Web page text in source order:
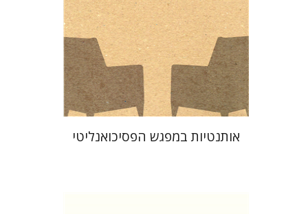
הנחת אתר ספר מודפס
$35
$32
אותנטיות במפגש הפסיכואנליטי